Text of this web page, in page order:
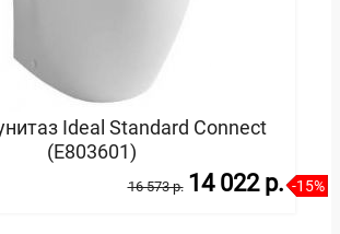
Ideal Standard Connect
(E803601)
16 573 p. -15%
14 022 p.